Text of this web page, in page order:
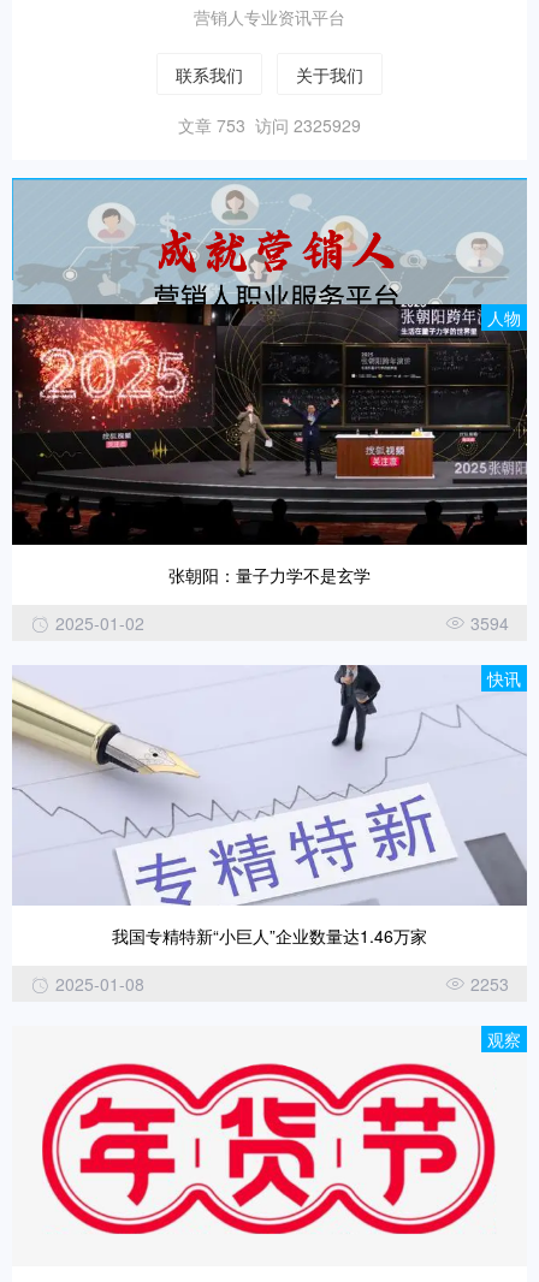
营销人专业资讯平台
联系我们 关于我们
文章 753 访问 2325929
人物
张朝阳：量子力学不是玄学
2025-01-02
3594
快讯
我国专精特新“小巨人”企业数量达1.46万家
2025-01-08
2253
观察